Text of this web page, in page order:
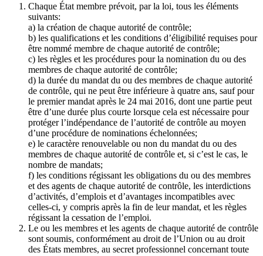
Chaque État membre prévoit, par la loi, tous les éléments
suivants:
a) la création de chaque autorité de contrôle;
b) les qualifications et les conditions d’éligibilité requises pour
être nommé membre de chaque autorité de contrôle;
c) les règles et les procédures pour la nomination du ou des
membres de chaque autorité de contrôle;
d) la durée du mandat du ou des membres de chaque autorité
de contrôle, qui ne peut être inférieure à quatre ans, sauf pour
le premier mandat après le 24 mai 2016, dont une partie peut
être d’une durée plus courte lorsque cela est nécessaire pour
protéger l’indépendance de l’autorité de contrôle au moyen
d’une procédure de nominations échelonnées;
e) le caractère renouvelable ou non du mandat du ou des
membres de chaque autorité de contrôle et, si c’est le cas, le
nombre de mandats;
f) les conditions régissant les obligations du ou des membres
et des agents de chaque autorité de contrôle, les interdictions
d’activités, d’emplois et d’avantages incompatibles avec
celles-ci, y compris après la fin de leur mandat, et les règles
régissant la cessation de l’emploi.
Le ou les membres et les agents de chaque autorité de contrôle
sont soumis, conformément au droit de l’Union ou au droit
des États membres, au secret professionnel concernant toute